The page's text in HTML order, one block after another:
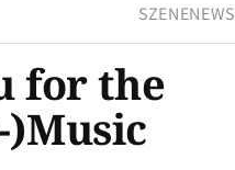
SZENENEWS
for the